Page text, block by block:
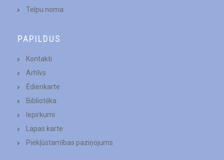
Telpu noma
PAPILDUS
Kontakti
Arhīvs
Ēdienkarte
Bibliotēka
Iepirkumi
Lapas karte
Piekļūstamības paziņojums